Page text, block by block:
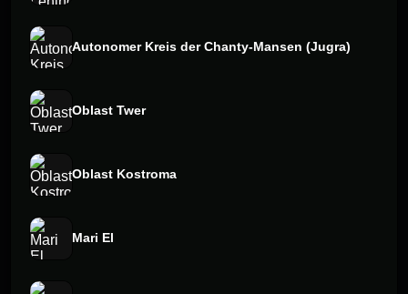
Autonomer Kreis der Chanty-Mansen (Jugra)
Oblast Twer
Oblast Kostroma
Mari El